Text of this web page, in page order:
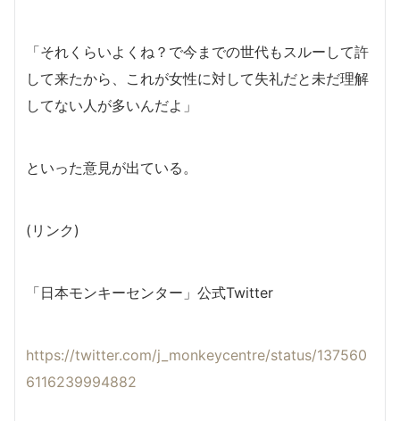
「それくらいよくね？で今までの世代もスルーして許
して来たから、これが女性に対して失礼だと未だ理解
してない人が多いんだよ」
といった意見が出ている。
(リンク)
「日本モンキーセンター」公式Twitter
https://twitter.com/j_monkeycentre/status/137560
6116239994882